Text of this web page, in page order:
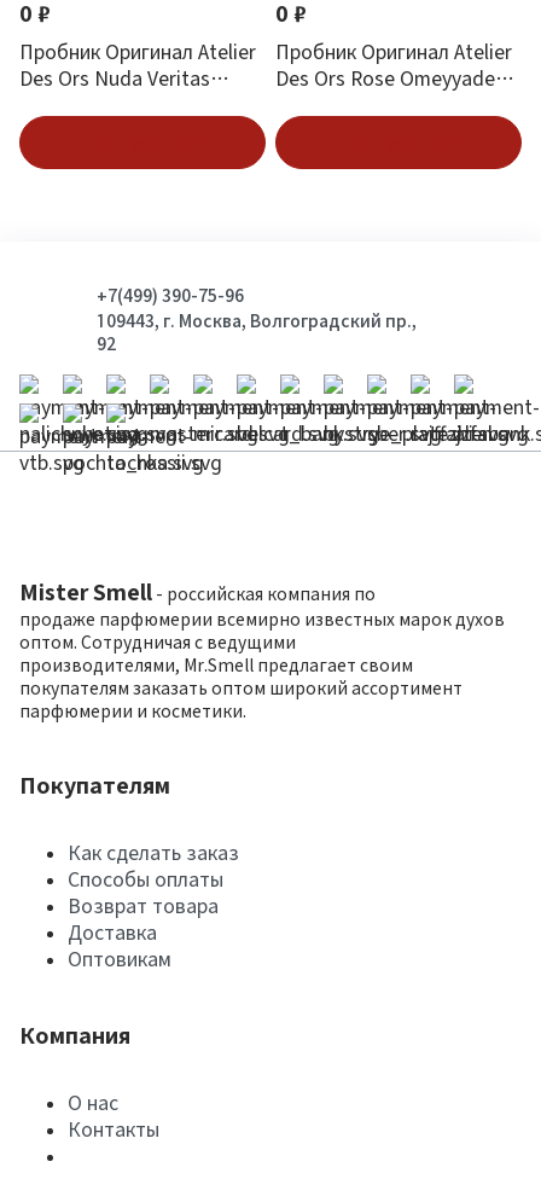
0 ₽
Пробник Оригинал Atelier
Des Ors Nuda Veritas
0 ₽
Пробник Оригинал Atelier
Des Ors Rose Omeyyade
+7(499) 390-75-96
109443, г. Москва, Волгоградский пр.,
92
Mister Smell - российская компания по
продаже парфюмерии всемирно известных марок духов
оптом. Сотрудничая с ведущими
производителями, Mr.Smell предлагает своим
покупателям заказать оптом широкий ассортимент
парфюмерии и косметики.
Покупателям
Как сделать заказ
Способы оплаты
Возврат товара
Доставка
Оптовикам
Компания
О нас
Контакты